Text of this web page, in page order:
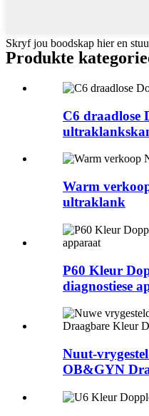
Skryf jou boodskap hier en
Produkte
C6 draadlose
Warm
ultraklank
P60 Kleur
diagnostiese
Nuut-
OB&GYN